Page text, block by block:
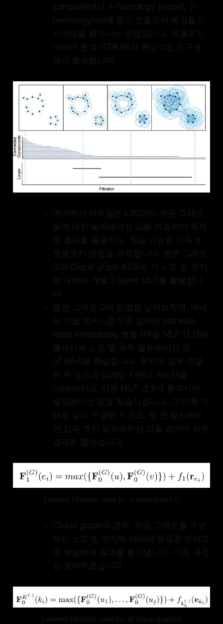
components), 1-homology (loops), 2-
homology(void) 등의 토폴로지 특징들의
지속성을 뽑아내는 방법입니다. 토폴로지
데이터 분석 (TDA)에서 핵심적인 도구로
많이 활용됩니다.
여기에서 저자들은 Lift(G)의 모든 그래프
들에 대한 필트레이션 값을 학습하여 최적
의 결과를 활용하는, 학습 가능한 지속성
호몰로지 방법을 생각합니다. 원본 그래프
G와 Clique graph K(G)의 각 노드 및 엣지
에 대하여 개별 2-layer MLP를 활용합니
다.
원본 그래프 G의 방법을 살펴보자면, 메세
지 전달 메커니즘으로 얻어낸 pairwise
node embedding 행렬 (H)을 MLP ( f_0)에
통과시켜 노드 별 최적 필트레이션 값
(F_0(v))을 학습합니다. 엣지의 경우 연결
된 두 노드의 임베딩 ( H(u), H(v))을
concat하고, 다른 MLP ( f_1)에 통과시켜
필트레이션 값을 학습시킵니다. 그 이후 아
래와 같이 연결된 두 노드 중 큰 필트레이
션 값과 엣지 필트레이션 값을 합하여 최종
결과로 뽑아냅니다.
Learned filtration value for original graph G
Clique graph의 경우, 해당 그래프를 구성
하는 노드 및 엣지에 대하여 동일한 방식으
로 학습하여 결과를 뽑아냅니다. 다음 과정
은 생략하겠습니다.
Learned filtration value for all clique graph K